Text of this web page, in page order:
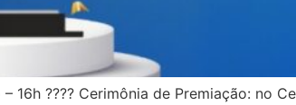
16h ???? Cerimônia de Premiação: no